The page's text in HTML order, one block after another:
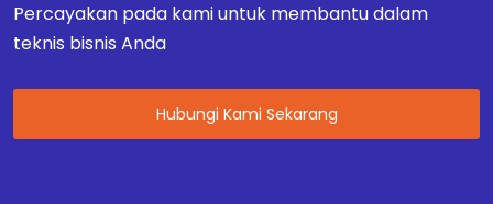
Percayakan pada kami untuk membantu dalam
teknis bisnis Anda
Hubungi Kami Sekarang